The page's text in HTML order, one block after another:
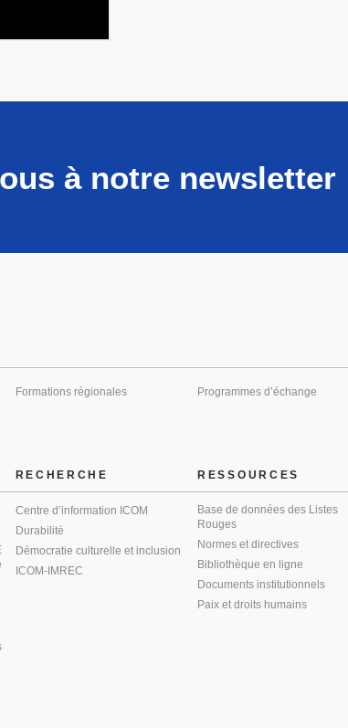
à notre newsletter
Formations régionales Programmes d’échange
RECHERCHE
Centre d’information ICOM
Durabilité
Démocratie culturelle et inclusion
ICOM-IMREC
RESSOURCES
Base de données des Listes
Rouges
Normes et directives
Bibliothèque en ligne
Documents institutionnels
Paix et droits humains